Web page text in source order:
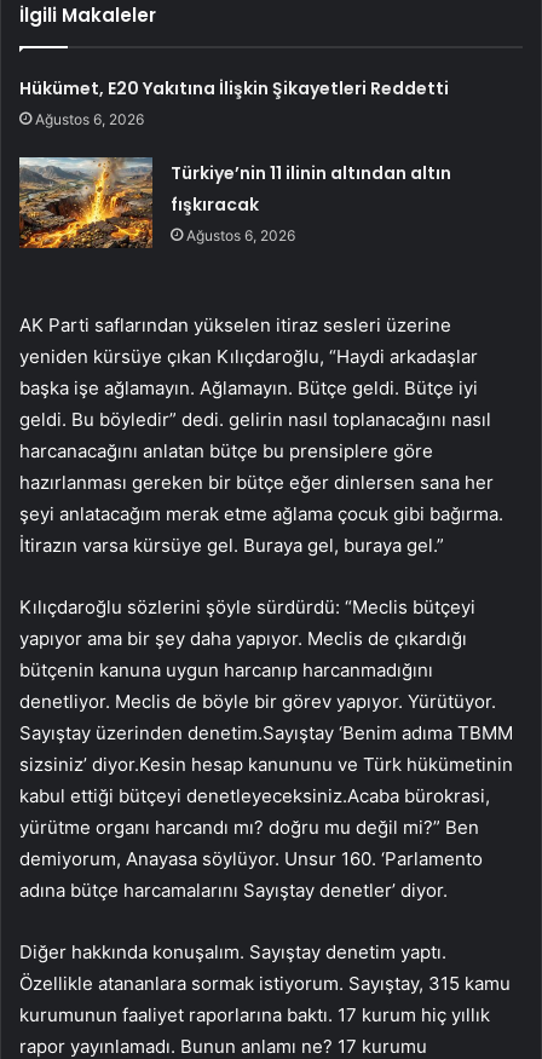
İlgili Makaleler
Hükümet, E20 Yakıtına İlişkin Şikayetleri Reddetti
Ağustos 6, 2026
Türkiye’nin 11 ilinin altından altın
fışkıracak
Ağustos 6, 2026
AK Parti saflarından yükselen itiraz sesleri üzerine
yeniden kürsüye çıkan Kılıçdaroğlu, “Haydi arkadaşlar
başka işe ağlamayın. Ağlamayın. Bütçe geldi. Bütçe iyi
geldi. Bu böyledir” dedi. gelirin nasıl toplanacağını nasıl
harcanacağını anlatan bütçe bu prensiplere göre
hazırlanması gereken bir bütçe eğer dinlersen sana her
şeyi anlatacağım merak etme ağlama çocuk gibi bağırma.
İtirazın varsa kürsüye gel. Buraya gel, buraya gel.”
Kılıçdaroğlu sözlerini şöyle sürdürdü: “Meclis bütçeyi
yapıyor ama bir şey daha yapıyor. Meclis de çıkardığı
bütçenin kanuna uygun harcanıp harcanmadığını
denetliyor. Meclis de böyle bir görev yapıyor. Yürütüyor.
Sayıştay üzerinden denetim.Sayıştay ‘Benim adıma TBMM
sizsiniz’ diyor.Kesin hesap kanununu ve Türk hükümetinin
kabul ettiği bütçeyi denetleyeceksiniz.Acaba bürokrasi,
yürütme organı harcandı mı? doğru mu değil mi?” Ben
demiyorum, Anayasa söylüyor. Unsur 160. ‘Parlamento
adına bütçe harcamalarını Sayıştay denetler’ diyor.
Diğer hakkında konuşalım. Sayıştay denetim yaptı.
Özellikle atananlara sormak istiyorum. Sayıştay, 315 kamu
kurumunun faaliyet raporlarına baktı. 17 kurum hiç yıllık
rapor yayınlamadı. Bunun anlamı ne? 17 kurumu